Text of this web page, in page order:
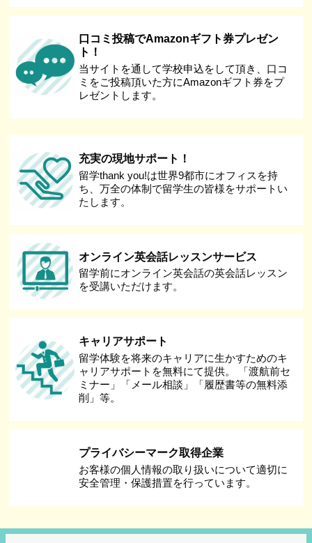
口コミ投稿でAmazonギフト券プレゼン
ト！
当サイトを通して学校申込をして頂き、口コ
ミをご投稿頂いた方にAmazonギフト券をプ
レゼントします。
充実の現地サポート！
留学thank you!は世界9都市にオフィスを持
ち、万全の体制で留学生の皆様をサポートい
たします。
オンライン英会話レッスンサービス
留学前にオンライン英会話の英会話レッスン
を受講いただけます。
キャリアサポート
留学体験を将来のキャリアに生かすためのキ
ャリアサポートを無料にて提供。 「渡航前セ
ミナー」「メール相談」「履歴書等の無料添
削」等。
プライバシーマーク取得企業
お客様の個人情報の取り扱いについて適切に
安全管理・保護措置を行っています。